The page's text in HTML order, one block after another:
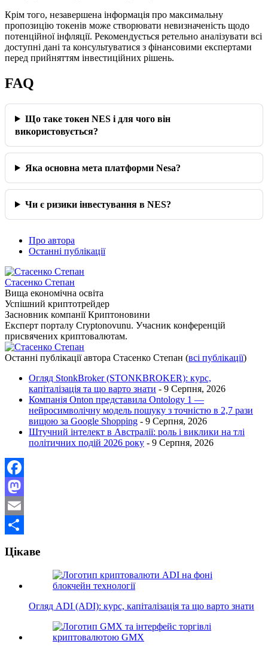
Крім того, незавершена інформація про максимальну
пропозицію токенів може створювати невизначеність щодо
потенційної інфляції. Рекомендується ретельно аналізувати всі
доступні дані та консультуватися з фінансовими експертами
перед прийняттям інвестиційних рішень.
FAQ
Що таке токен NES і для чого він
використовується?
Яка основна мета платформи Nesa?
Чи є ризики інвестування в NES?
Про автора
Останні публікації
Стасенко Степан
Вища економічна освіта
Успішний криптотрейдер
Засновник компанії Криптоновини
Експерт порталу Cryptonovunu. Учасник конференцій
присвячених криптовалютам.
Останні публікації автора Стасенко Степан (всі публікації)
Огляд StonkBroker (STONKBROKER): курс,
капіталізація та що варто знати - 9 Серпня, 2026
Компанія Onton представила Ontology 1 —
нейросимволічну модель пошуку з точністю в 2,7 рази
вищою за Google Shopping - 9 Серпня, 2026
Штучний інтелект в Австралії: роль і виклики на тлі
політичних подій 2026 року - 9 Серпня, 2026
Facebook
Mastodon
Email
Цікаве
Огляд ADI (ADI): курс, капіталізація та що варто знати